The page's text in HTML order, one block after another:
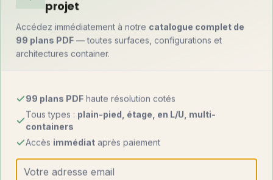
Le match honnête avec la construction container, pour choisir
en connaissance de cause :
Critère
Prix au m²
€
Fabrication
usine
100 %
Montage sur site 2 à 5 jours
projet
Accédez immédiatement à notre catalogue complet de
99 plans PDF — toutes surfaces, configurations et
architectures container.
99 plans PDF haute résolution cotés
Tous types : plain-pied, étage, en L/U, multi-
containers
Accès immédiat après paiement